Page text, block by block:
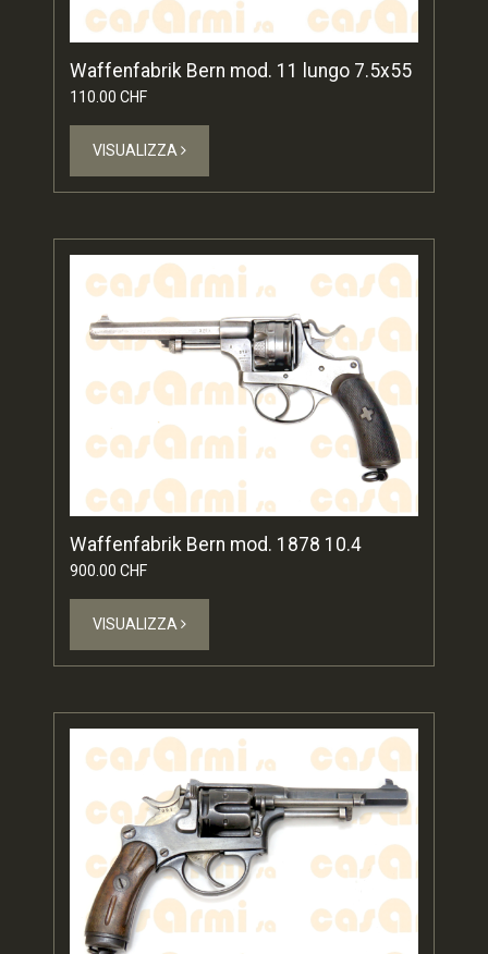
Waffenfabrik Bern mod. 11 lungo 7.5x55
110.00 CHF
VISUALIZZA
Waffenfabrik Bern mod. 1878 10.4
900.00 CHF
VISUALIZZA